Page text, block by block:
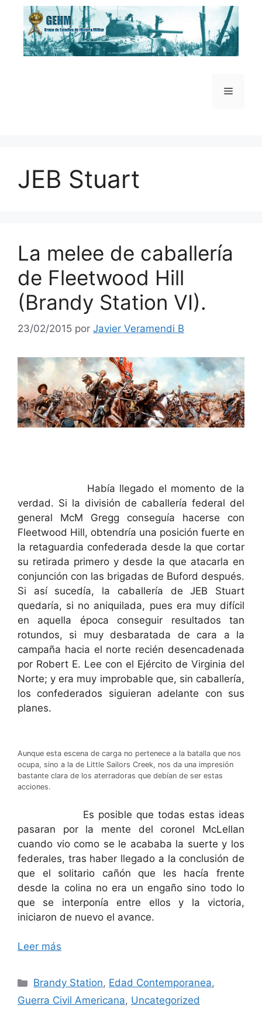
Saltar
contenido
Menú
JEB Stuart
La melee de caballería
de Fleetwood Hill
(Brandy Station VI).
23/02/2015 por Javier Veramendi B
Había llegado el momento de la
verdad. Si la división de caballería federal del
general McM Gregg conseguía hacerse con
Fleetwood Hill, obtendría una posición fuerte en
la retaguardia confederada desde la que cortar
su retirada primero y desde la que atacarla en
conjunción con las brigadas de Buford después.
Si así sucedía, la caballería de JEB Stuart
quedaría, si no aniquilada, pues era muy difícil
en aquella época conseguir resultados tan
rotundos, si muy desbaratada de cara a la
campaña hacia el norte recién desencadenada
por Robert E. Lee con el Ejército de Virginia del
Norte; y era muy improbable que, sin caballería,
los confederados siguieran adelante con sus
planes.
Aunque esta escena de carga no pertenece a la batalla que nos
ocupa, sino a la de Little Sailors Creek, nos da una impresión
bastante clara de los aterradoras que debían de ser estas
acciones.
Es posible que todas estas ideas
pasaran por la mente del coronel McLellan
cuando vio como se le acababa la suerte y los
federales, tras haber llegado a la conclusión de
que el solitario cañón que les hacía frente
desde la colina no era un engaño sino todo lo
que se interponía entre ellos y la victoria,
iniciaron de nuevo el avance.
Leer más
Categorías
Brandy Station, Edad Contemporanea,
Guerra Civil Americana, Uncategorized